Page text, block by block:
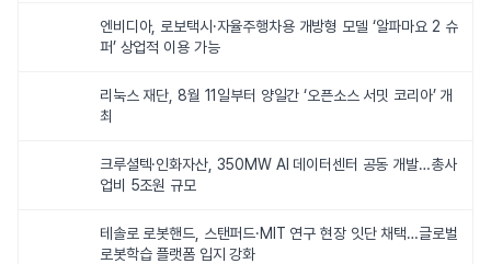
엔비디아, 로보택시·자율주행차용 개방형 모델 ‘알파마요 2 슈
퍼’ 상업적 이용 가능
리눅스 재단, 8월 11일부터 양일간 ‘오픈소스 서밋 코리아’ 개
최
크루셜텍·인화자산, 350MW AI 데이터센터 공동 개발…총사
업비 5조원 규모
테솔로 로봇핸드, 스탠퍼드·MIT 연구 현장 잇단 채택…글로벌
로봇학습 플랫폼 입지 강화